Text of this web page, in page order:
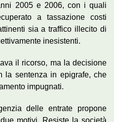
2005 e 2006, con i quali
a tassazione costi
sia a traffico illecito di
inesistenti.
il ricorso, ma la decisione
la sentenza in epigrafe, che
impugnati.
delle entrate propone
motivi. Resiste la società